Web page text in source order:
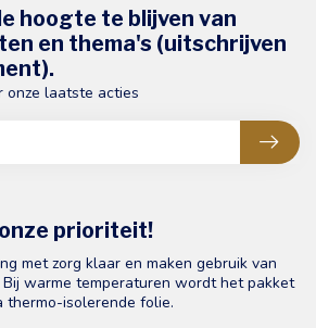
prioriteit!
met zorg klaar en maken gebruik van
Bij warme temperaturen wordt het pakket
thermo-isolerende folie.
hoogte te blijven van
en thema's (uitschrijven
onze laatste acties